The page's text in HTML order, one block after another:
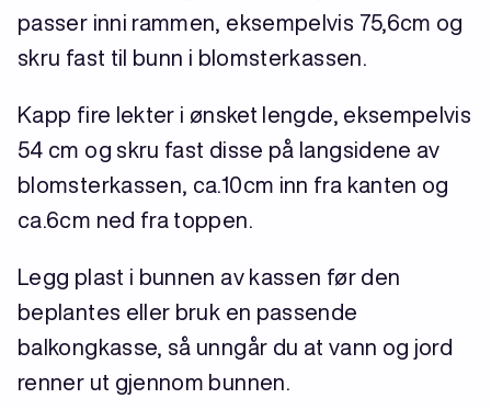
passer inni rammen, eksempelvis 75,6cm og
skru fast til bunn i blomsterkassen.
Kapp fire lekter i ønsket lengde, eksempelvis
54 cm og skru fast disse på langsidene av
blomsterkassen, ca.10cm inn fra kanten og
ca.6cm ned fra toppen.
Legg plast i bunnen av kassen før den
beplantes eller bruk en passende
balkongkasse, så unngår du at vann og jord
renner ut gjennom bunnen.